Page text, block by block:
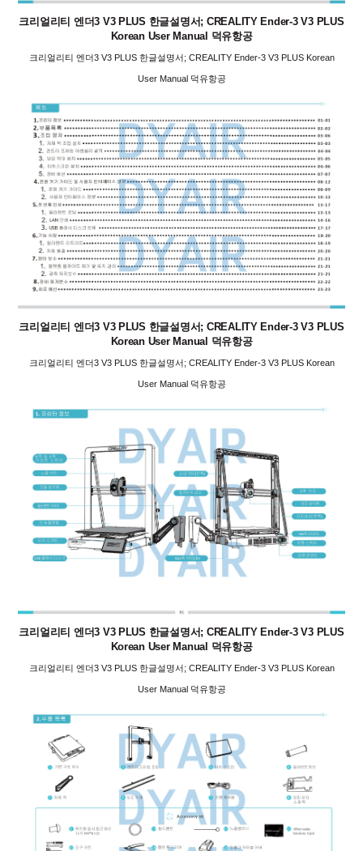
크리얼리티 엔더3 V3 PLUS 한글설명서; CREALITY Ender-3 V3 PLUS
Korean User Manual 덕유항공
크리얼리티 엔더3 V3 PLUS 한글설명서; CREALITY Ender-3 V3 PLUS Korean
User Manual 덕유항공
크리얼리티 엔더3 V3 PLUS 한글설명서; CREALITY Ender-3 V3 PLUS
Korean User Manual 덕유항공
크리얼리티 엔더3 V3 PLUS 한글설명서; CREALITY Ender-3 V3 PLUS Korean
User Manual 덕유항공
크리얼리티 엔더3 V3 PLUS 한글설명서; CREALITY Ender-3 V3 PLUS
Korean User Manual 덕유항공
크리얼리티 엔더3 V3 PLUS 한글설명서; CREALITY Ender-3 V3 PLUS Korean
User Manual 덕유항공